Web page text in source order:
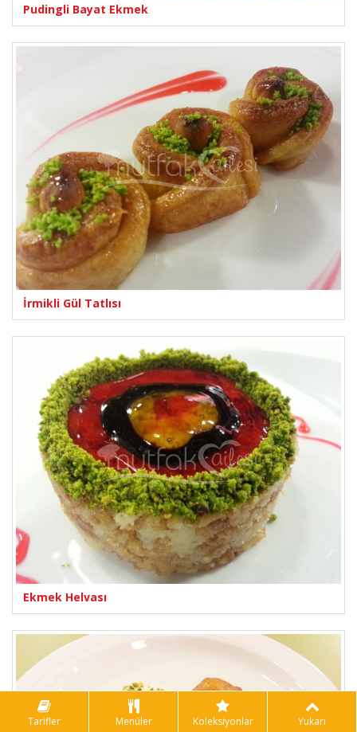
Pudingli Bayat Ekmek
İrmikli Gül Tatlısı
Ekmek Helvası
Tarifler Menüler Koleksiyonlar Yukarı